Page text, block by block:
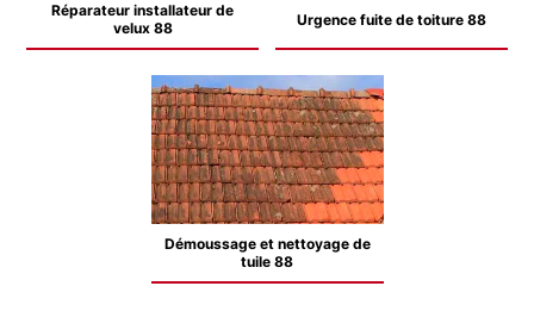
Réparateur installateur de
velux 88
Urgence fuite de toiture 88
Démoussage et nettoyage de
tuile 88